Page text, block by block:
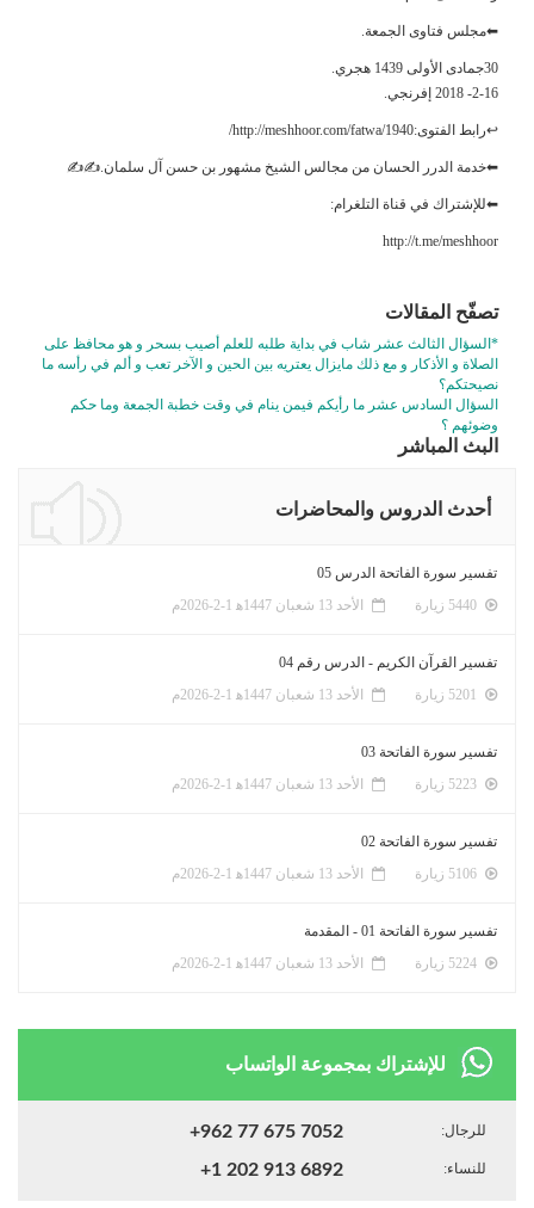
⬅مجلس فتاوى الجمعة.
30جمادى الأولى 1439 هجري.
2-16- 2018 إفرنجي.
↩رابط الفتوى:http://meshhoor.com/fatwa/1940/
⬅خدمة الدرر الحسان من مجالس الشيخ مشهور بن حسن آل سلمان.✍✍
⬅للإشتراك في قناة التلغرام:
http://t.me/meshhoor
تصفّح المقالات
*السؤال الثالث عشر شاب في بداية طلبه للعلم أصيب بسحر و هو محافظ على
الصلاة و الأذكار و مع ذلك مايزال يعتريه بين الحين و الآخر تعب و ألم في رأسه ما
نصيحتكم؟
السؤال السادس عشر ما رأيكم فيمن ينام في وقت خطبة الجمعة وما حكم
وضوئهم ؟
البث المباشر
أحدث الدروس والمحاضرات
تفسير سورة الفاتحة الدرس 05
الأحد 13 شعبان 1447ﻫ 1-2-2026م
تفسير القرآن الكريم - الدرس رقم 04
الأحد 13 شعبان 1447ﻫ 1-2-2026م
تفسير سورة الفاتحة 03
الأحد 13 شعبان 1447ﻫ 1-2-2026م
تفسير سورة الفاتحة 02
الأحد 13 شعبان 1447ﻫ 1-2-2026م
تفسير سورة الفاتحة 01 - المقدمة
الأحد 13 شعبان 1447ﻫ 1-2-2026م
للإشتراك بمجموعة الواتساب
للرجال: +962 77 675 7052
للنساء: +1 202 913 6892